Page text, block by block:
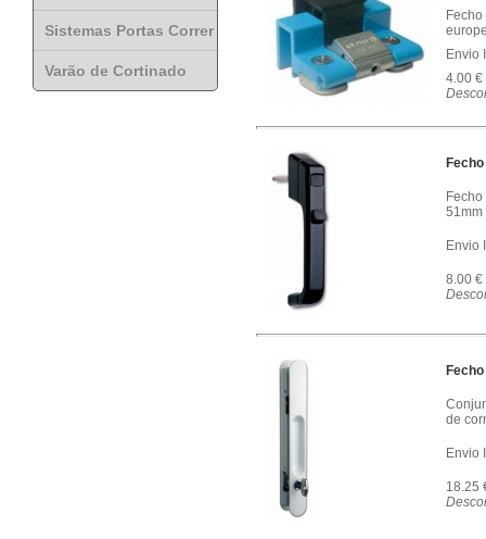
Sistemas Portas Correr
Varão de Cortinado
Envio
4.00 €
51mm
Envio
8.00 €
de
Envio
18.25